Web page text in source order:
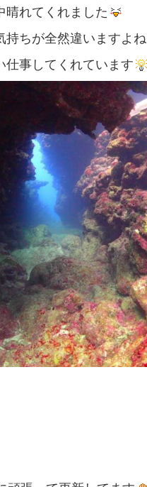
晴れてくれました
持ちが全然違いますよね
仕事してくれています